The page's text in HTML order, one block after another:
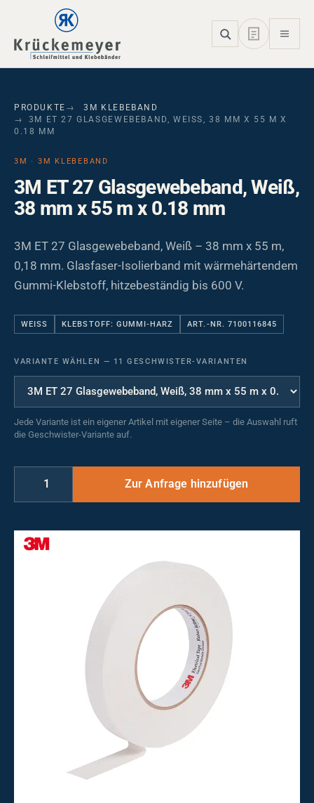
Skip to main navigation
Skip to main content
Skip to page footer
PRODUKTE
3M KLEBEBAND
3M ET 27 GLASGEWEBEBAND, WEISS, 38 MM X 55 M X 0
.18 MM
3M · 3M KLEBEBAND
3M ET 27 Glasgewebeband, Weiß,
38 mm x 55 m x 0.18 mm
3M ET 27 Glasgewebeband, Weiß – 38 mm x 55 m,
0,18 mm. Glasfaser-Isolierband mit wärmehärtendem
Gummi-Klebstoff, hitzebeständig bis 600 V.
WEISS KLEBSTOFF: GUMMI-HARZ ART.-NR. 7100116845
VARIANTE WÄHLEN — 11 GESCHWISTER-VARIANTEN
Jede Variante ist ein eigener Artikel mit eigener Seite – die Auswahl ruft
die Geschwister-Variante auf.